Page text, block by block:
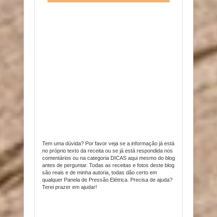
Tem uma dúvida? Por favor veja se a informação já está
no próprio texto da receita ou se já está respondida nos
comentários ou na categoria DICAS aqui mesmo do blog
antes de perguntar. Todas as receitas e fotos deste blog
são reais e de minha autoria, todas dão certo em
qualquer Panela de Pressão Elétrica. Precisa de ajuda?
Terei prazer em ajudar!